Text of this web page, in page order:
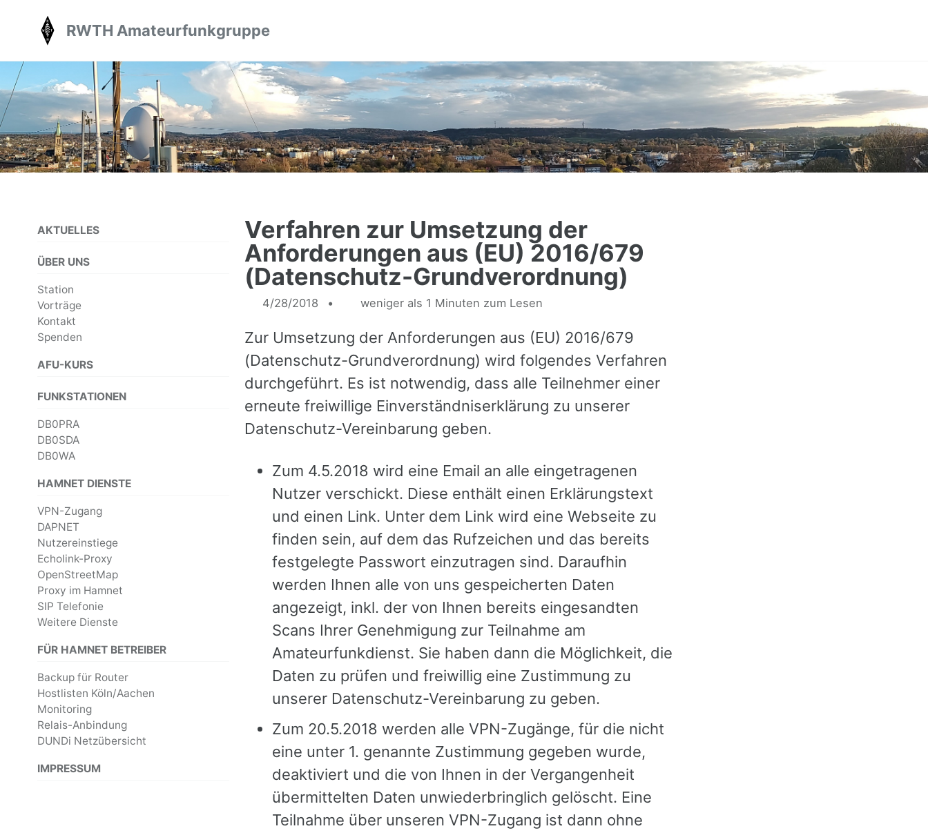
navigation
RWTH Amateurfunkgruppe
AKTUELLES
ÜBER UNS
Station
Vorträge
Kontakt
Spenden
AFU-KURS
FUNKSTATIONEN
DB0PRA
DB0SDA
DB0WA
HAMNET DIENSTE
VPN-Zugang
DAPNET
Nutzereinstiege
Echolink-Proxy
OpenStreetMap
Proxy im Hamnet
SIP Telefonie
Weitere Dienste
FÜR HAMNET BETREIBER
Backup für Router
Hostlisten Köln/Aachen
Monitoring
Relais-Anbindung
DUNDi Netzübersicht
IMPRESSUM
Verfahren zur Umsetzung der
Anforderungen aus (EU) 2016/679
(Datenschutz-Grundverordnung)
4/28/2018 weniger als 1 Minuten zum Lesen
Zur Umsetzung der Anforderungen aus (EU) 2016/679
(Datenschutz-Grundverordnung) wird folgendes Verfahren
durchgeführt. Es ist notwendig, dass alle Teilnehmer einer
erneute freiwillige Einverständniserklärung zu unserer
Datenschutz-Vereinbarung geben.
Zum 4.5.2018 wird eine Email an alle eingetragenen
Nutzer verschickt. Diese enthält einen Erklärungstext
und einen Link. Unter dem Link wird eine Webseite zu
finden sein, auf dem das Rufzeichen und das bereits
festgelegte Passwort einzutragen sind. Daraufhin
werden Ihnen alle von uns gespeicherten Daten
angezeigt, inkl. der von Ihnen bereits eingesandten
Scans Ihrer Genehmigung zur Teilnahme am
Amateurfunkdienst. Sie haben dann die Möglichkeit, die
Daten zu prüfen und freiwillig eine Zustimmung zu
unserer Datenschutz-Vereinbarung zu geben.
Zum 20.5.2018 werden alle VPN-Zugänge, für die nicht
eine unter 1. genannte Zustimmung gegeben wurde,
deaktiviert und die von Ihnen in der Vergangenheit
übermittelten Daten unwiederbringlich gelöscht. Eine
Teilnahme über unseren VPN-Zugang ist dann ohne